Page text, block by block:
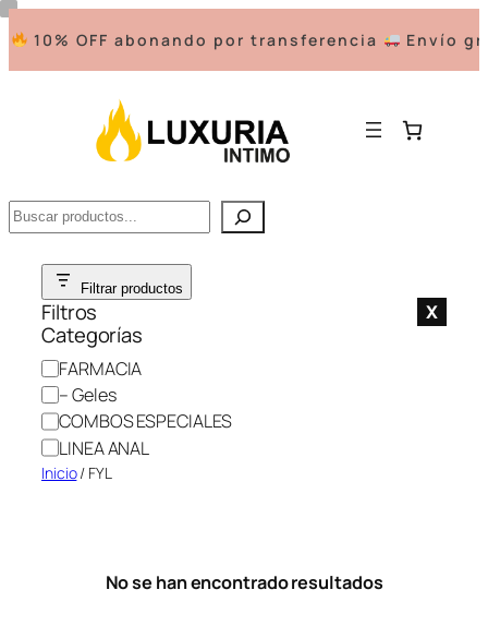
10% OFF abonando por transferencia Envío
Buscar
Saltar
contenido
Filtrar productos
Filtros X
Categorías
C
a
t
e
g
o
FARMACIA
– Geles
COMBOS ESPECIALES
LINEA ANAL
Inicio/ FYL
No se han encontrado resultados